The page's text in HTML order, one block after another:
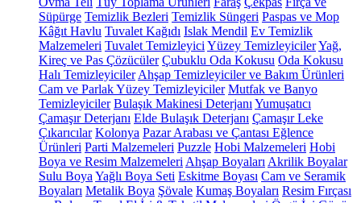
Süpürge Temizlik Bezleri Temizlik Süngeri Paspas ve Mop
Kâğıt Havlu Tuvalet Kağıdı Islak Mendil Ev Temizlik
Malzemeleri Tuvalet Temizleyici Yüzey TemizleyicilerYağ,
Kireç ve Pas Çözücüler Çubuklu Oda Kokusu Oda Kokusu
Halı Temizleyiciler Ahşap Temizleyiciler ve Bakım Ürünleri
Cam ve Parlak Yüzey Temizleyiciler Mutfak ve Banyo
Temizleyiciler Bulaşık Makinesi Deterjanı Yumuşatıcı
Çamaşır Deterjanı Elde Bulaşık Deterjanı Çamaşır Leke
Çıkarıcılar Kolonya Pazar Arabası ve Çantası Eğlence
Ürünleri Parti Malzemeleri Puzzle Hobi Malzemeleri Hobi
Boya ve Resim Malzemeleri Ahşap Boyaları Akrilik Boyalar
Sulu Boya Yağlı Boya Seti Eskitme Boyası Cam ve Seramik
Boyaları Metalik Boya Şövale Kumaş Boyaları Resim Fırçası